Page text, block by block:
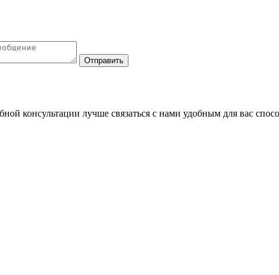
Отправить
консультации лучше связаться с нами удобным для вас